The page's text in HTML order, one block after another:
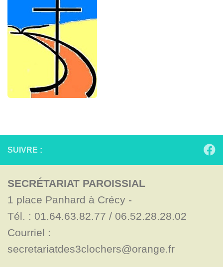
SUIVRE :
SECRÉTARIAT PAROISSIAL
1 place Panhard à Crécy -
Tél. : 01.64.63.82.77 / 06.52.28.28.02
Courriel :
secretariatdes3clochers@orange.fr